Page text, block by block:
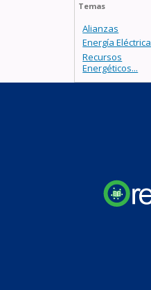
Temas
Alianzas
Energía Eléctrica
Recursos
Energéticos...